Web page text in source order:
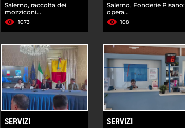
Salerno, raccolta dei
mozziconi...
1073
Salerno, Fonderie Pisano:
opera...
108
SERVIZI SERVIZI